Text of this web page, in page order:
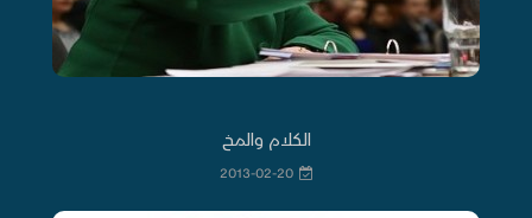
الكلام والمخ
2013-02-20